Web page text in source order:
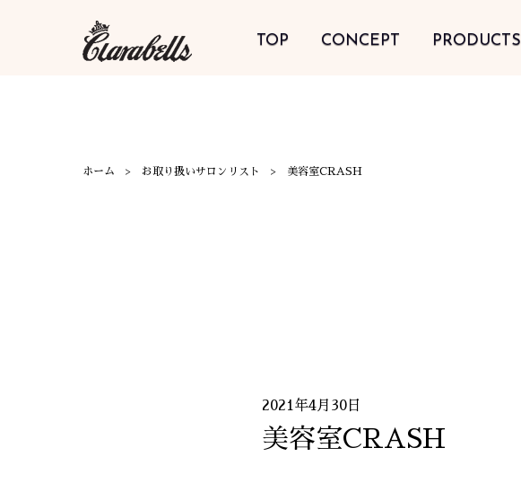
TOP CONCEPT PRODUCTS
ホーム お取り扱いサロンリスト 美容室CRASH
2021年4月30日
美容室CRASH